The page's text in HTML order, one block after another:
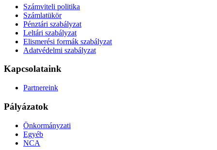
Számviteli politika
Számlatükör
Pénztári szabályzat
Leltári szabályzat
Elismerési formák szabályzat
Adatvédelmi szabályzat
Kapcsolataink
Partnereink
Pályázatok
Önkormányzati
Egyéb
NCA